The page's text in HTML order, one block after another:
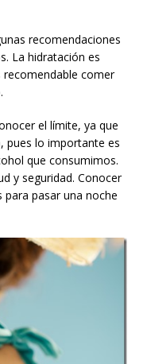
recomendaciones
La hidratación es
recomendable comer
el límite, ya que
pues lo importante es
que consumimos.
y seguridad. Conocer
pasar una noche